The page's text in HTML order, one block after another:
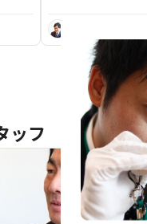
ッフ